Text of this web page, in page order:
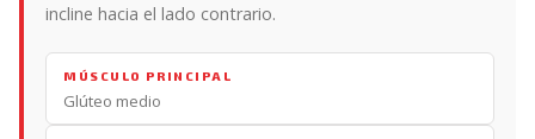
incline hacia el lado contrario.
MÚSCULO PRINCIPAL
Glúteo medio